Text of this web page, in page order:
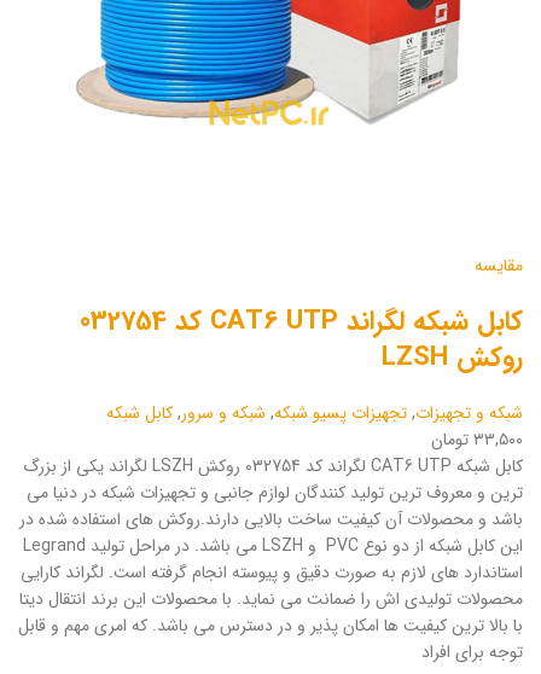
مقایسه
کابل شبکه لگراند CAT6 UTP کد 032754
روکش LZSH
شبکه و تجهیزات,تجهیزات پسیو شبکه, شبکه و سرور,کابل شبکه
۳۳,۵۰۰ تومان
کابل شبکه CAT6 UTP لگراند کد 032754 روکش LSZH لگراند یکی از بزرگ
ترین و معروف ترین تولید کنندگان لوازم جانبی و تجهیزات شبکه در دنیا می
باشد و محصولات آن کیفیت ساخت بالایی دارند.روکش های استفاده شده در
این کابل شبکه از دو نوع PVC و LSZH می باشد. در مراحل تولید Legrand
استاندارد های لازم به صورت دقیق و پیوسته انجام گرفته است. لگراند کارایی
محصولات تولیدی اش را ضمانت می نماید. با محصولات این برند انتقال دیتا
با بالا ترین کیفیت ها امکان پذیر و در دسترس می باشد. که امری مهم و قابل
توجه برای افراد